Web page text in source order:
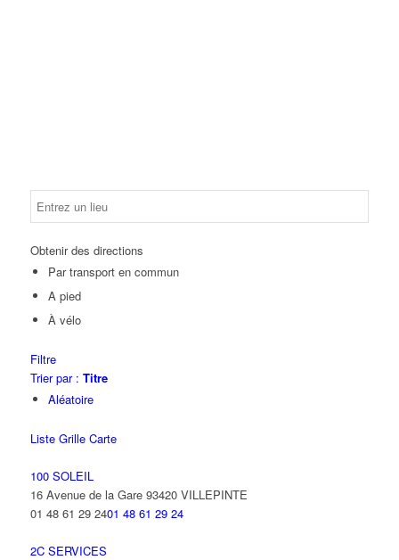
Obtenir des directions
Par transport en commun
A pied
À vélo
Filtre
Trier par : Titre
Aléatoire
Liste Grille Carte
100 SOLEIL
16 Avenue de la Gare 93420 VILLEPINTE
01 48 61 29 2401 48 61 29 24
2C SERVICES